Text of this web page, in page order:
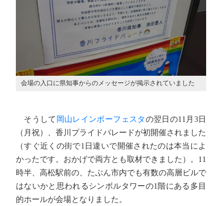
会場の入口に県知事からのメッセージが掲示されていました
そうして 岡山レインボーフェスタの翌日の11月3日
（月祝）、香川プライドパレードが初開催されました
（すぐ近くの街で1日違いで開催されたのは本当によ
かったです。おかげで両方とも取材できました）。11
時半、高松駅前の、たぶん市内でも有数の高層ビルで
はないかと思われるシンボルタワーの1階にある多目
的ホールが会場となりました。